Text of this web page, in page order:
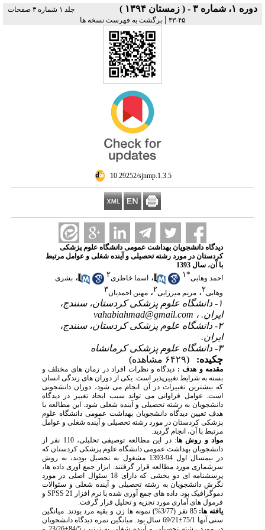
دوره ۱، شماره ۳ - ( زمستان ۱۳۹۴ )
جلد ۱ شماره ۳ صفحات
۴۵-۳۳
| برگشت به فهرست نسخه ها
‎ 10.29252/sjnmp.1.3.5
دیدگاه دانشجویان بهداشت عمومی دانشگاه علوم پزشکی
کردستان در مورد رشته تحصیلی و آینده شغلی و عوامل مرتبط
با آن، سال 1393
احمد وهابی*۱ ، اسما خاطری۲ ، بشری
وهابی۲، مریم میرزایی۲، مهین احمدیان۳
۱- دانشگاه علوم پزشکی کردستان، سنندج،
ایران. ، vahabiahmad@gmail.com
۲- دانشگاه علوم پزشکی کردستان، سنندج،
ایران.
۳- دانشگاه علوم پزشکی کرمانشاه
چکیده:
(۶۴۲۹ مشاهده)
مقدمه و هدف : دیدگاه و نظرات افراد در زمان های مختلف و
بسته به شرایط تغییرپذیر است. یکی از دوران های زندگی انسان
که بیشترین تغییرات در آن انجام می شود، دوران دانشجویی
است. عوامل فراوانی می تواند سبب ایجاد تغییر در دیدگاه
دانشجویان به رشته تحصیلی و آینده شغلی شود. این مطالعه با
هدف تعیین دیدگاه دانشجویان بهداشت عمومی دانشگاه علوم
پزشکی کردستان در مورد رشته تحصیلی و آینده شغلی و عوامل
مرتبط با آن، انجام گردید.
مواد و روش ها
: در این مطالعه توصیفی تحلیلی، 110 نفر از
دانشجویان بهداشت عمومی دانشگاه علوم پزشکی کردستان که
در نیمسال اول 94-1393 مشغول به تحصیل بودند، به روش
سرشماری مورد مطالعه قرار گرفتند. ابزار جمع آوری داده ها،
پرسشنامه ای دو بخشی که دارای 18 سئوال اصلی در مورد
نگرش دانشجویان به رشته تحصیلی و آینده شغلی و سئوالات
دموگرافیک بود. داده های جمع آوری شده با نرم افزار 21
SPSS و
فرمول های آماری مورد تجزیه و تحلیل قرار گرفت.
یافته ها:
85 نفر (3/77%) نمونه ها زن و بقیه مرد بودند. میانگین
سنی آنها 75/1±69/21 سال بود. میانگین نمره دیدگاه دانشجویان